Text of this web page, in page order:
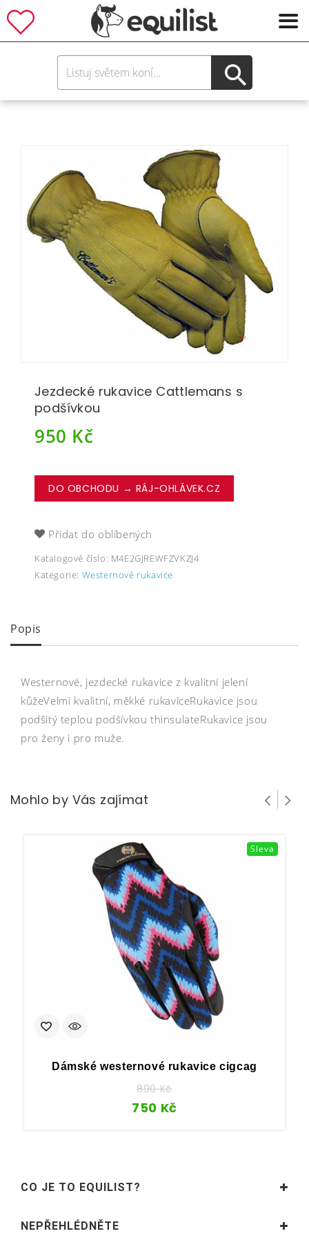
Jezdecké rukavice Cattlemans s
podšívkou
950 Kč
DO OBCHODU → RÁJ-OHLÁVEK.CZ
Přidat do oblíbených
Katalogové číslo: M4E2GJREWFZVKZJ4
Kategorie: Westernové rukavice
Popis
Westernové, jezdecké rukavice z kvalitní jelení
kůžeVelmi kvalitní, měkké rukaviceRukavice jsou
podšitý teplou podšívkou thinsulateRukavice jsou
pro ženy i pro muže.
Mohlo by Vás zajímat
Sleva
Dámské westernové rukavice cigcag
890Kč
750 Kč
CO JE TO EQUILIST?
NEPŘEHLÉDNĚTE